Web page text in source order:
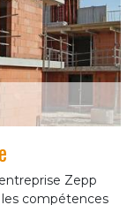
Zepp
compétences